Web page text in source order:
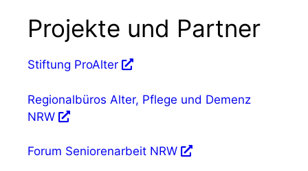
Projekte und Partner
Stiftung ProAlter
Regionalbüros Alter, Pflege und Demenz
NRW
Forum Seniorenarbeit NRW